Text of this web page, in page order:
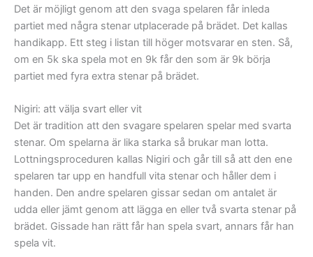
Det är möjligt genom att den svaga spelaren får inleda
partiet med några stenar utplacerade på brädet. Det kallas
handikapp. Ett steg i listan till höger motsvarar en sten. Så,
om en 5k ska spela mot en 9k får den som är 9k börja
partiet med fyra extra stenar på brädet.
Nigiri: att välja svart eller vit
Det är tradition att den svagare spelaren spelar med svarta
stenar. Om spelarna är lika starka så brukar man lotta.
Lottningsproceduren kallas Nigiri och går till så att den ene
spelaren tar upp en handfull vita stenar och håller dem i
handen. Den andre spelaren gissar sedan om antalet är
udda eller jämt genom att lägga en eller två svarta stenar på
brädet. Gissade han rätt får han spela svart, annars får han
spela vit.